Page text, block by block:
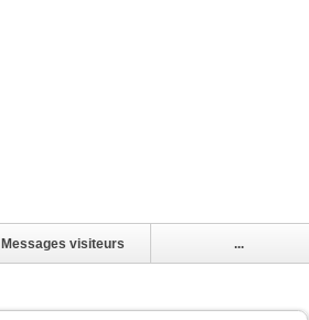
Messages visiteurs ...